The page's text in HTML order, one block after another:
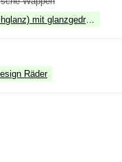
mit glanzgedrehter
Räder